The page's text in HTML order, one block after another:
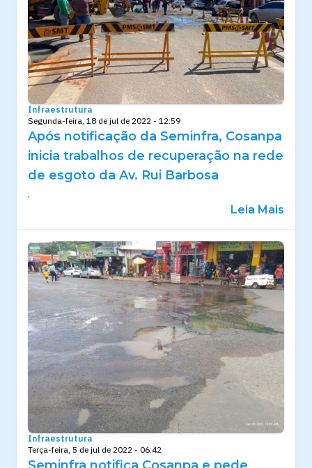
Infraestrutura
Segunda-feira, 18 de jul de 2022 - 12:59
Após notificação da Seminfra, Cosanpa
inicia trabalhos de recuperação na rede
de esgoto da Av. Rui Barbosa
.
Leia Mais
Infraestrutura
Terça-feira, 5 de jul de 2022 - 06:42